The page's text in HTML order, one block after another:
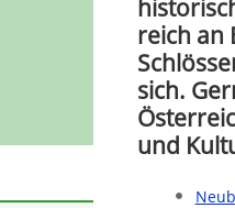
reich an
sich.
und